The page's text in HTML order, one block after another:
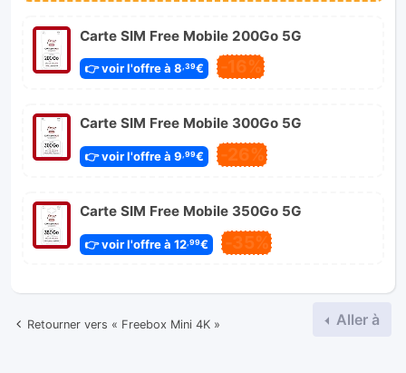
Carte SIM Free Mobile 200Go 5G
👉 voir l'offre à 8 ,39€ -16%
Carte SIM Free Mobile 300Go 5G
👉 voir l'offre à 9 ,99€ -26%
Carte SIM Free Mobile 350Go 5G
👉 voir l'offre à 12,99€ -35%
Retourner vers « Freebox Mini 4K » Aller à